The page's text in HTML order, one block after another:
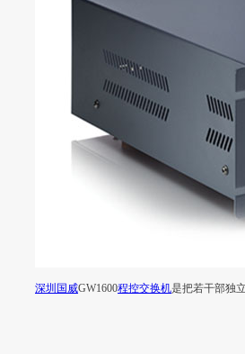
深圳国威GW1600程控交换机是把若干部独